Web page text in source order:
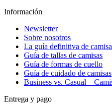
Información
Newsletter
Sobre nosotros
La guía definitiva de
Guía de tallas de camisas
Guía de formas de cuello
Guía de cuidado de camisas
Business vs. Casual –
Entrega y pago